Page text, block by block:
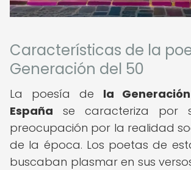
Características de la
Generación del 50
La poesía de la
España se caracteriza por
preocupación por la realidad
de la época. Los poetas de
buscaban plasmar en sus